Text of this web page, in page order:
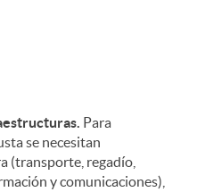
Para
se necesitan
(transporte, regadío,
y comunicaciones),